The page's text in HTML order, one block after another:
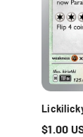
$1.00